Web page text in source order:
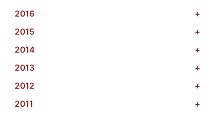
2016
+
2015
+
2014
+
2013
+
2012
+
2011
+